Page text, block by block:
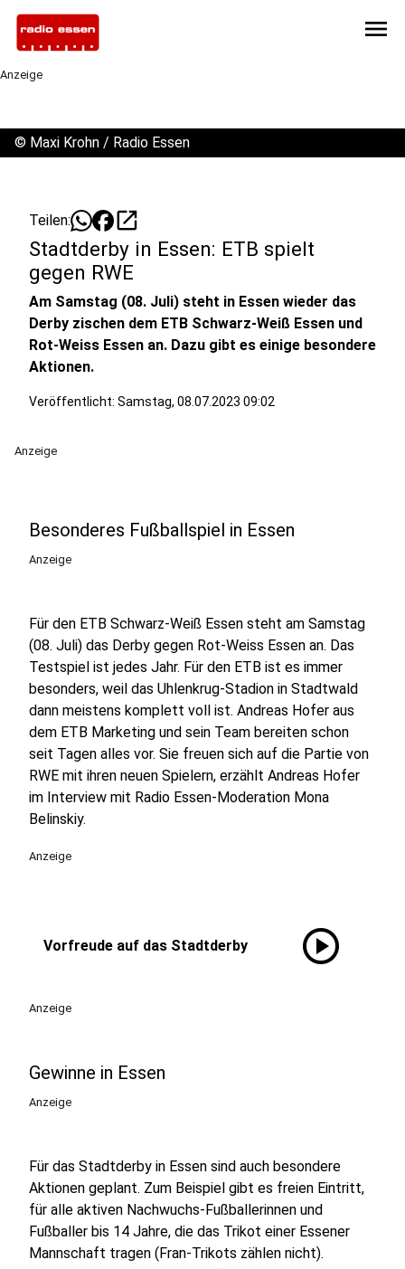
menu
Anzeige
© Maxi Krohn / Radio Essen
Teilen: open_in_new
Stadtderby in Essen: ETB spielt
gegen RWE
Am Samstag (08. Juli) steht in Essen wieder das
Derby zischen dem ETB Schwarz-Weiß Essen und
Rot-Weiss Essen an. Dazu gibt es einige besondere
Aktionen.
Veröffentlicht: Samstag, 08.07.2023 09:02
Anzeige
Besonderes Fußballspiel in Essen
Anzeige
Für den ETB Schwarz-Weiß Essen steht am Samstag
(08. Juli) das Derby gegen Rot-Weiss Essen an. Das
Testspiel ist jedes Jahr. Für den ETB ist es immer
besonders, weil das Uhlenkrug-Stadion in Stadtwald
dann meistens komplett voll ist. Andreas Hofer aus
dem ETB Marketing und sein Team bereiten schon
seit Tagen alles vor. Sie freuen sich auf die Partie von
RWE mit ihren neuen Spielern, erzählt Andreas Hofer
im Interview mit Radio Essen-Moderation Mona
Belinskiy.
Anzeige
Vorfreude auf das Stadtderby play_circle
Anzeige
Gewinne in Essen
Anzeige
Für das Stadtderby in Essen sind auch besondere
Aktionen geplant. Zum Beispiel gibt es freien Eintritt,
für alle aktiven Nachwuchs-Fußballerinnen und
Fußballer bis 14 Jahre, die das Trikot einer Essener
Mannschaft tragen (Fran-Trikots zählen nicht).